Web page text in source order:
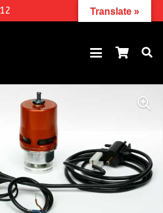
Translate »